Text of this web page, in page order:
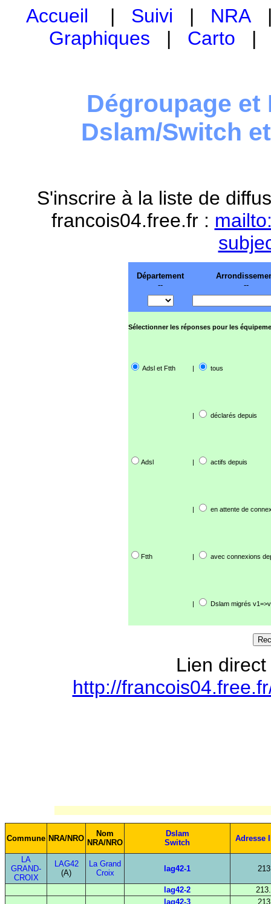
Accueil | Suivi | NRA
Graphiques | Carto
Dégroupage et
Dslam/Switch
S'inscrire à la liste de
francois04.free.fr :
Département
--
--
Sélectionner les réponses pour les
Adsl et Ftth | tous
| déclarés depuis
Adsl | actifs depuis
| en attente de
Ftth | avec connexions
| Dslam migrés
Lien
http://
Commune NRA/NRO
Nom
NRA/NRO
Dslam
Switch
Adresse
LA
GRAND-
CROIX
LAG42
(A)
La Grand
Croix
lag42-1
lag42-2
lag42-3